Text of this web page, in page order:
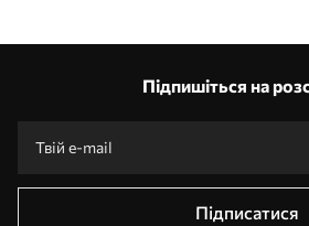
Виготовлення за індивідуальними розмірами
Промокоди зі знижками до замовлення!
Підпишіться на
Підписатися